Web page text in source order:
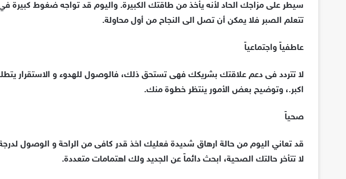
سيطر على مزاجك الحاد لأنه يأخذ من طاقتك الكبيرة. واليوم قد تواجه ضغوط كبيرة
تتعلم الصبر فلا يمكن أن تصل الى النجاح من أول محاولة.
عاطفياً واجتماعياً
لا تتردد فى دعم علاقتك بشريكك فهى تستحق ذلك، فالوصول للهدوء و الاستقرار
اكبر.، وتوضيح بعض الأمور ينتظر خطوة منك.
صحياً
قد تعاني اليوم من حالة ارهاق شديدة فعليك اخذ قدر كافى من الراحة و الوصول
لا تتأخر حالتك الصحية، ابحث دائماً عن الجديد ولك اهتمامات متعددة.